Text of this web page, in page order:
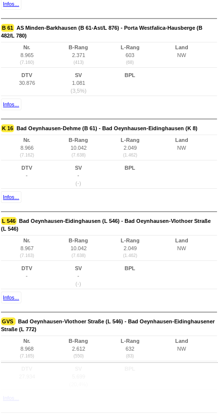
Infos...
B 61 AS Minden-Barkhausen (B 61-Ast/L 876) - Porta Westfalica-Hausberge (B
482/L 780)
Nr.
8.965
(7.160)
B-Rang
2.371
(413)
L-Rang
603
(68)
Land
NW
DTV
30.876
SV
1.081
(3,5%)
BPL
Infos...
K 16 Bad Oeynhausen-Dehme (B 61) - Bad Oeynhausen-Eidinghausen (K 8)
Nr.
8.966
(7.162)
B-Rang
10.042
(7.638)
L-Rang
2.049
(1.462)
Land
NW
DTV
-
SV
-
(-)
BPL
Infos...
L 546 Bad Oeynhausen-Eidinghausen (L 546) - Bad Oeynhausen-Vlothoer Straße
(L 546)
Nr.
8.967
(7.163)
B-Rang
10.042
(7.638)
L-Rang
2.049
(1.462)
Land
NW
DTV
-
SV
-
(-)
BPL
Infos...
GVS
Bad Oeynhausen-Vlothoer Straße (L 546) - Bad Oeynhausen-Eidinghausener
Straße (L 772)
Nr.
8.968
(7.165)
B-Rang
2.612
(550)
L-Rang
632
(83)
Land
NW
Infos...